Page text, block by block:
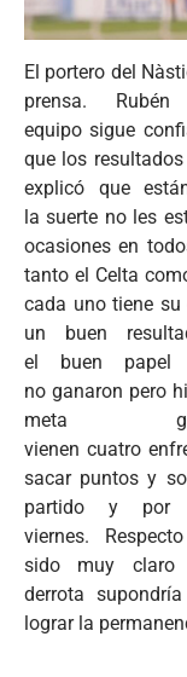
El portero del
prensa.
equipo sigue
que los
explicó que
la suerte no les
ocasiones en
tanto el Celta
cada uno tiene
un buen
el buen papel
no ganaron pero
meta
vienen cuatro
sacar puntos y
partido y por
viernes.
sido muy claro
derrota
lograr la